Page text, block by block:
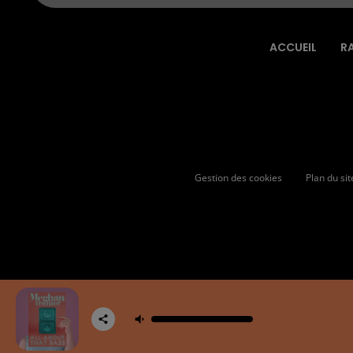
ACCUEIL
Gestion des cookies Plan du